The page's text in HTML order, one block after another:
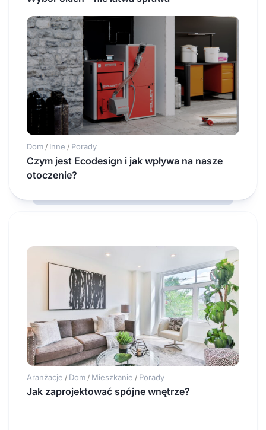
Dom / Inne / Porady
Czym jest Ecodesign i jak wpływa na nasze
otoczenie?
Aranżacje / Dom / Mieszkanie / Porady
Jak zaprojektować spójne wnętrze?